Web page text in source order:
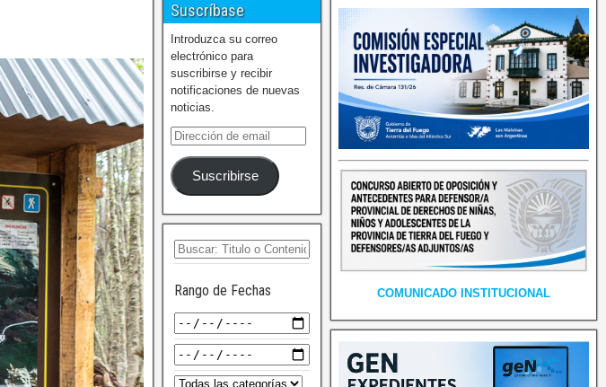
Suscríbase
Introduzca su correo
electrónico para
suscribirse y recibir
notificaciones de nuevas
noticias.
Suscribirse
Rango de Fechas COMUNICADO INSTITUCIONAL